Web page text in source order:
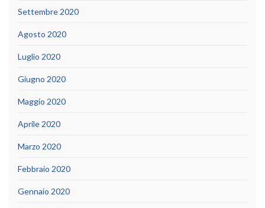
Settembre 2020
Agosto 2020
Luglio 2020
Giugno 2020
Maggio 2020
Aprile 2020
Marzo 2020
Febbraio 2020
Gennaio 2020